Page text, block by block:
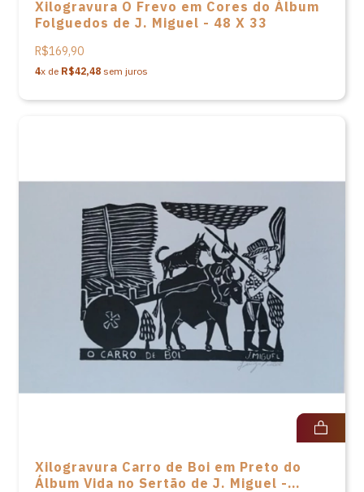
Xilogravura O Frevo em Cores do Álbum
Folguedos de J. Miguel - 48 X 33
R$169,90
4x de R$42,48 sem juros
Xilogravura Carro de Boi em Preto do
Álbum Vida no Sertão de J. Miguel -